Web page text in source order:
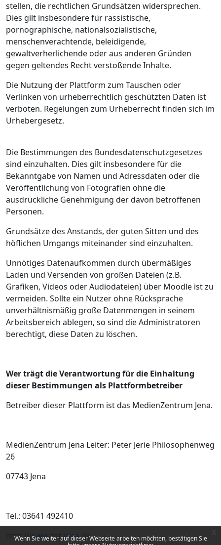
Wenn Sie weiter auf dieser Webseite arbeiten möchten, bestätigen Sie
stellen, die rechtlichen Grundsätzen widersprechen.
Dies gilt insbesondere für rassistische,
pornographische, nationalsozialistische,
menschenverachtende, beleidigende,
gewaltverherlichende oder aus anderen Gründen
gegen geltendes Recht verstoßende Inhalte.
Die Nutzung der Plattform zum Tauschen oder
Verlinken von urheberrechtlich geschützten Daten ist
verboten. Regelungen zum Urheberrecht finden sich im
Urhebergesetz.
Die Bestimmungen des Bundesdatenschutzgesetzes
sind einzuhalten. Dies gilt insbesondere für die
Bekanntgabe von Namen und Adressdaten oder die
Veröffentlichung von Fotografien ohne die
ausdrückliche Genehmigung der davon betroffenen
Personen.
Grundsätze des Anstands, der guten Sitten und des
höflichen Umgangs miteinander sind einzuhalten.
Unnötiges Datenaufkommen durch übermäßiges
Laden und Versenden von großen Dateien (z.B.
Grafiken, Videos oder Audiodateien) über Moodle ist zu
vermeiden. Sollte ein Nutzer ohne Rücksprache
unverhältnismäßig große Datenmengen in seinem
Arbeitsbereich ablegen, so sind die Administratoren
berechtigt, diese Daten zu löschen.
Wer trägt die Verantwortung für die Einhaltung
dieser Bestimmungen als Plattformbetreiber
Betreiber dieser Plattform ist das MedienZentrum Jena.
MedienZentrum Jena Leiter: Peter Jerie Philosophenweg
26
07743 Jena
Tel.: 03641 492410
http://www.mz.jena.de